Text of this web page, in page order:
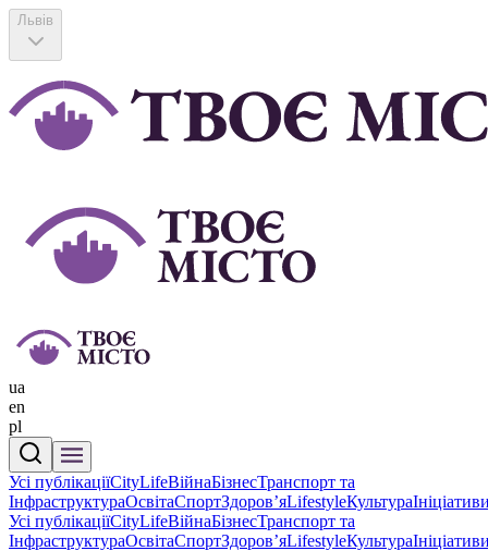
Львів
ua
en
pl
Усі публікаціїCityLifeВійнаБізнесТранспорт та
ІнфраструктураОсвітаСпортЗдоровʼяLifestyleКультура
Усі публікаціїCityLifeВійнаБізнесТранспорт та
ІнфраструктураОсвітаСпортЗдоровʼяLifestyleКультура